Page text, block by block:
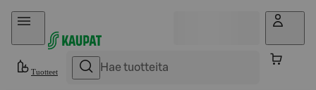
Hyppää sisältöön
Tuotteet